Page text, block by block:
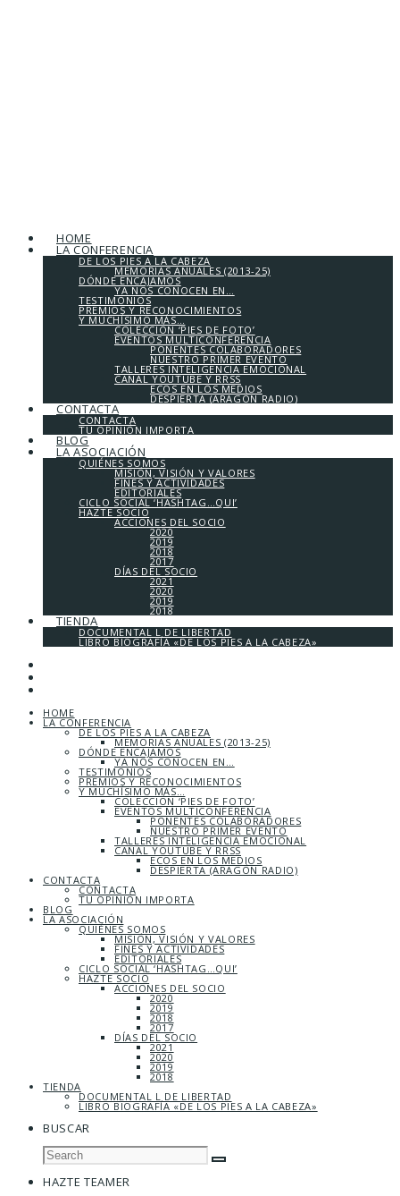
HOME
LA CONFERENCIA
DE LOS PIES A LA CABEZA
MEMORIAS ANUALES (2013-25)
DÓNDE ENCAJAMOS
YA NOS CONOCEN EN…
TESTIMONIOS
PREMIOS Y RECONOCIMIENTOS
Y MUCHÍSIMO MÁS…
COLECCIÓN ‘PIES DE FOTO’
EVENTOS MULTICONFERENCIA
PONENTES COLABORADORES
NUESTRO PRIMER EVENTO
TALLERES INTELIGENCIA EMOCIONAL
CANAL YOUTUBE Y RRSS
ECOS EN LOS MEDIOS
DESPIERTA (ARAGÓN RADIO)
CONTACTA
CONTACTA
TU OPINIÓN IMPORTA
BLOG
LA ASOCIACIÓN
QUIÉNES SOMOS
MISIÓN, VISIÓN Y VALORES
FINES Y ACTIVIDADES
EDITORIALES
CICLO SOCIAL ‘HASHTAG…QUI’
HAZTE SOCIO
ACCIONES DEL SOCIO
2020
2019
2018
2017
DÍAS DEL SOCIO
2021
2020
2019
2018
TIENDA
DOCUMENTAL L DE LIBERTAD
LIBRO BIOGRAFÍA «DE LOS PIES A LA CABEZA»
HOME
LA CONFERENCIA
DE LOS PIES A LA CABEZA
MEMORIAS ANUALES (2013-25)
DÓNDE ENCAJAMOS
YA NOS CONOCEN EN…
TESTIMONIOS
PREMIOS Y RECONOCIMIENTOS
Y MUCHÍSIMO MÁS…
COLECCIÓN ‘PIES DE FOTO’
EVENTOS MULTICONFERENCIA
PONENTES COLABORADORES
NUESTRO PRIMER EVENTO
TALLERES INTELIGENCIA EMOCIONAL
CANAL YOUTUBE Y RRSS
ECOS EN LOS MEDIOS
DESPIERTA (ARAGÓN RADIO)
CONTACTA
CONTACTA
TU OPINIÓN IMPORTA
BLOG
LA ASOCIACIÓN
QUIÉNES SOMOS
MISIÓN, VISIÓN Y VALORES
FINES Y ACTIVIDADES
EDITORIALES
CICLO SOCIAL ‘HASHTAG…QUI’
HAZTE SOCIO
ACCIONES DEL SOCIO
2020
2019
2018
2017
DÍAS DEL SOCIO
2021
2020
2019
2018
TIENDA
DOCUMENTAL L DE LIBERTAD
LIBRO BIOGRAFÍA «DE LOS PIES A LA CABEZA»
BUSCAR
HAZTE TEAMER